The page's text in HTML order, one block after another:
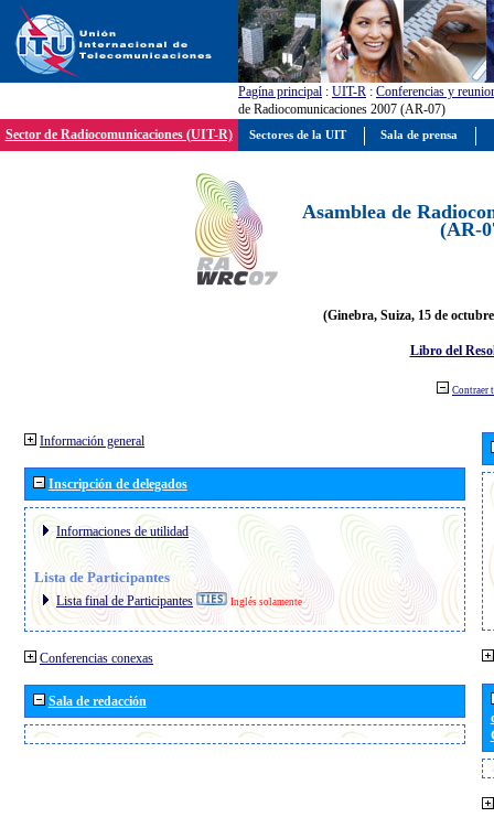
Pagína principal : UIT-R : Conferencias y
de Radiocomunicaciones 2007 (AR-07)
Sector de Radiocomunicaciones (UIT-R)
Asamblea de
(AR-
(Ginebra, Suiza, 15 de
Libro del
Contraer
Información general
Inscripción de delegados
Informaciones de utilidad
Lista de Participantes
Lista final de Participantes Inglés solamente
Conferencias conexas
Sala de redacción
Sectores de la UIT Sala de prensa